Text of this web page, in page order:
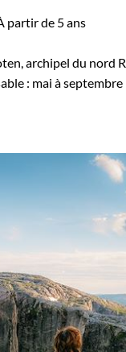
partir de 5 ans
archipel du nord
: mai à septembre